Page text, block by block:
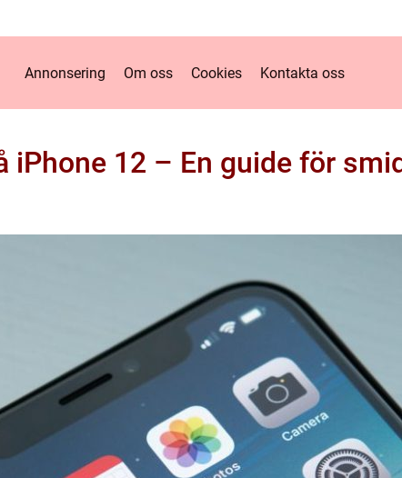
Annonsering Om oss Cookies Kontakta oss
iPhone 12 – En guide för